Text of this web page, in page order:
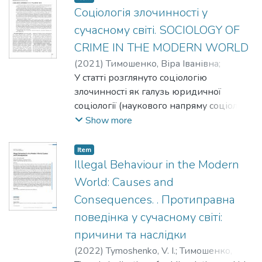
точ- ки зору абсолютної теорії
злочинець має бути покараний лише
тому, що він здійснив злочин. Або ж
злочинець підлягає покаранню заради
торжества абсолютної ідеї. Будь-яка
інша мета покарання не має значення.
Представники відносних теорій
покарання знаходили виправдання та
мету покарання не в ньому самому, а в
досягатися. Це може бути залякування,
психологічний примус, виправлення,
попередження інших злочинів тощо.
Покарання розглядається як спосіб
впливу на свідомість злочин- ця, воно
має усунути злочинну волю останнього.
Соціологія злочинності у
сучасному світі. SOCIOLOGY OF
CRIME IN THE MODERN WORLD
(2021)Тимошенко, Віра Іванівна;
Tymoshenko, V.I.
У статті розглянуто соціологію
злочинності як галузь юридичної
соціології (наукового напряму соціології
і правознавства), що досліджує
соціологічний, психологічний,
психіатричний, антропологічний та інші
підходи.
Show more
Item
Illegal Behaviour in the Modern
World: Causes and
Consequences. . Протиправна
поведінка у сучасному світі:
причини та наслідки
(2022)Tymoshenko, V. I.;Тимошенко,